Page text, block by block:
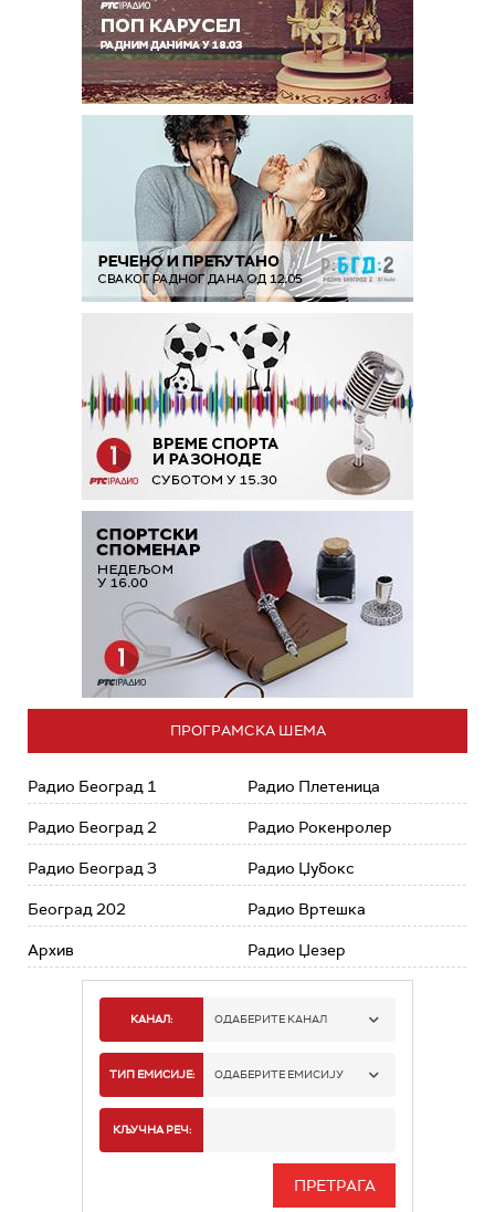
ПРОГРАМСКА ШЕМА
Радио Београд 1
Радио Београд 2
Радио Београд 3
Београд 202
Архив
Радио Плетеница
Радио Рокенролер
Радио Џубокс
Радио Вртешка
Радио Џезер
КАНАЛ: ОДАБЕРИТЕ КАНАЛ
РАДИО БЕОГРАД 1
РАДИО БЕОГРАД 3
ТИП ЕМИСИЈЕ: ОДАБЕРИТЕ ЕМИСИЈУ
КЉУЧНА РЕЧ: